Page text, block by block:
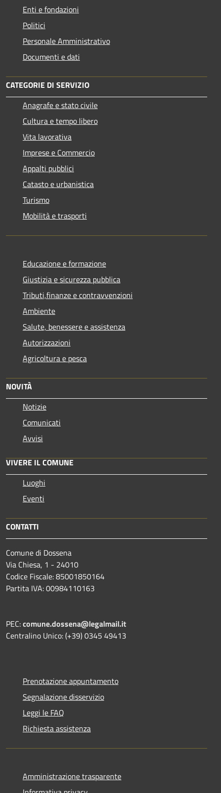
Enti e fondazioni
Politici
Personale Amministrativo
Documenti e dati
CATEGORIE DI SERVIZIO
Anagrafe e stato civile
Cultura e tempo libero
Vita lavorativa
Imprese e Commercio
Appalti pubblici
Catasto e urbanistica
Turismo
Mobilità e trasporti
Educazione e formazione
Giustizia e sicurezza pubblica
Tributi,finanze e contravvenzioni
Ambiente
Salute, benessere e assistenza
Autorizzazioni
Agricoltura e pesca
NOVITÀ
Notizie
Comunicati
Avvisi
VIVERE IL COMUNE
Luoghi
Eventi
CONTATTI
Comune di Dossena
Via Chiesa, 1 - 24010
Codice Fiscale: 85001850164
Partita IVA: 00984110163
PEC:comune.dossena@legalmail.it
Centralino Unico: (+39) 0345 49413
Prenotazione appuntamento
Segnalazione disservizio
Leggi le FAQ
Richiesta assistenza
Amministrazione trasparente